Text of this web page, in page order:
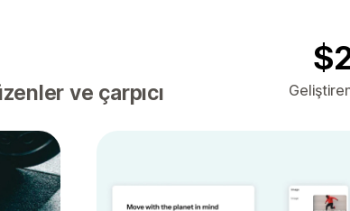
ve çarpıcı